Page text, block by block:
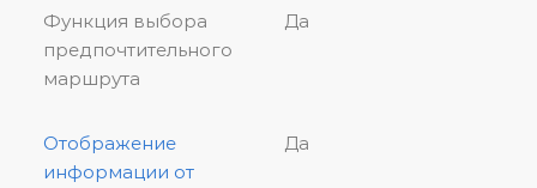
Функция выбора
предпочтительного
маршрута
Да
Отображение
информации от
Да